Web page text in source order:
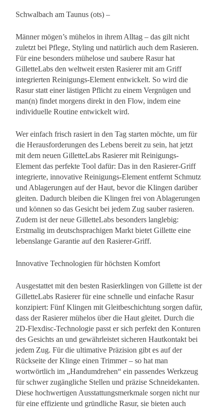
Schwalbach am Taunus (ots) –
Männer mögen’s mühelos in ihrem Alltag – das gilt nicht
zuletzt bei Pflege, Styling und natürlich auch dem Rasieren.
Für eine besonders mühelose und saubere Rasur hat
GilletteLabs den weltweit ersten Rasierer mit am Griff
integrierten Reinigungs-Element entwickelt. So wird die
Rasur statt einer lästigen Pflicht zu einem Vergnügen und
man(n) findet morgens direkt in den Flow, indem eine
individuelle Routine entwickelt wird.
Wer einfach frisch rasiert in den Tag starten möchte, um für
die Herausforderungen des Lebens bereit zu sein, hat jetzt
mit dem neuen GilletteLabs Rasierer mit Reinigungs-
Element das perfekte Tool dafür: Das in den Rasierer-Griff
integrierte, innovative Reinigungs-Element entfernt Schmutz
und Ablagerungen auf der Haut, bevor die Klingen darüber
gleiten. Dadurch bleiben die Klingen frei von Ablagerungen
und können so das Gesicht bei jedem Zug sauber rasieren.
Zudem ist der neue GilletteLabs besonders langlebig:
Erstmalig im deutschsprachigen Markt bietet Gillette eine
lebenslange Garantie auf den Rasierer-Griff.
Innovative Technologien für höchsten Komfort
Ausgestattet mit den besten Rasierklingen von Gillette ist der
GilletteLabs Rasierer für eine schnelle und einfache Rasur
konzipiert: Fünf Klingen mit Gleitbeschichtung sorgen dafür,
dass der Rasierer mühelos über die Haut gleitet. Durch die
2D-Flexdisc-Technologie passt er sich perfekt den Konturen
des Gesichts an und gewährleistet sicheren Hautkontakt bei
jedem Zug. Für die ultimative Präzision gibt es auf der
Rückseite der Klinge einen Trimmer – so hat man
wortwörtlich im „Handumdrehen“ ein passendes Werkzeug
für schwer zugängliche Stellen und präzise Schneidekanten.
Diese hochwertigen Ausstattungsmerkmale sorgen nicht nur
für eine effiziente und gründliche Rasur, sie bieten auch